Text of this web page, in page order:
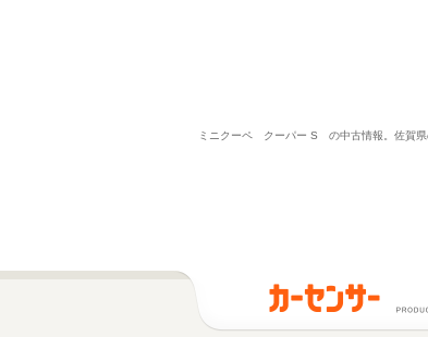
ミニクーペ クーパー S の中古情報。佐賀県